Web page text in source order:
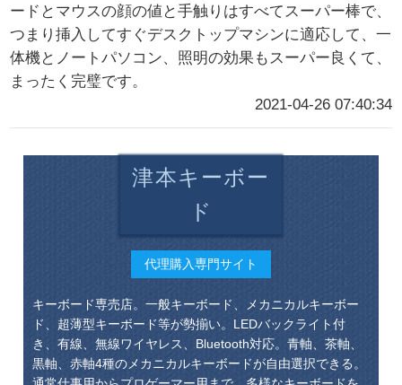
ードとマウスの顔の値と手触りはすべてスーパー棒で、
つまり挿入してすぐデスクトップマシンに適応して、一
体機とノートパソコン、照明の効果もスーパー良くて、
まったく完璧です。
2021-04-26 07:40:34
津本キーボー
ド
代理購入専門サイト
キーボード専売店。一般キーボード、メカニカルキーボー
ド、超薄型キーボード等が勢揃い。LEDバックライト付
き、有線、無線ワイヤレス、Bluetooth対応。青軸、茶軸、
黒軸、赤軸4種のメカニカルキーボードが自由選択できる。